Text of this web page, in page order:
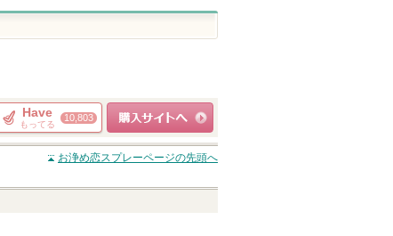
Have
もってる
10,803
ショッピングサイト
へ
お浄め恋スプレーページの先頭へ